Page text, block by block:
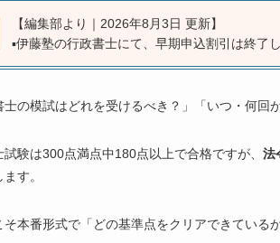
【編集部より｜2026年8月3日 更新】
▪️伊藤塾の行政書士にて、早期申込割引は終了し
士の模試はどれを受けるべき？」「いつ・何
試験は300点満点中180点以上で合格ですが、 法
す。
そ本番形式で「どの基準点をクリアできている